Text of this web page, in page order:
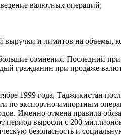
валютных операций;
выручки и лимитов на объемы,
сомнения. Последний
гражданин при продаже
1999 года, Таджикистан
по экспортно-импортным
Именно отмена правила
период выросли с 200
безопасность и